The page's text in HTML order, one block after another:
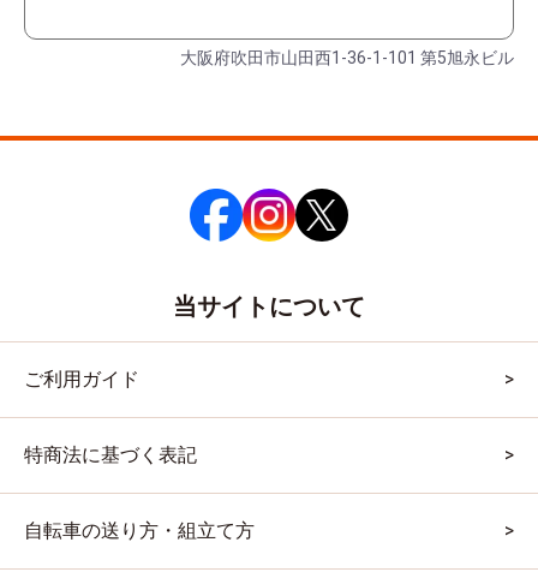
大阪府吹田市山田西1-36-1-101 第5旭永ビル
当サイトについて
ご利用ガイド
特商法に基づく表記
自転車の送り方・組立て方